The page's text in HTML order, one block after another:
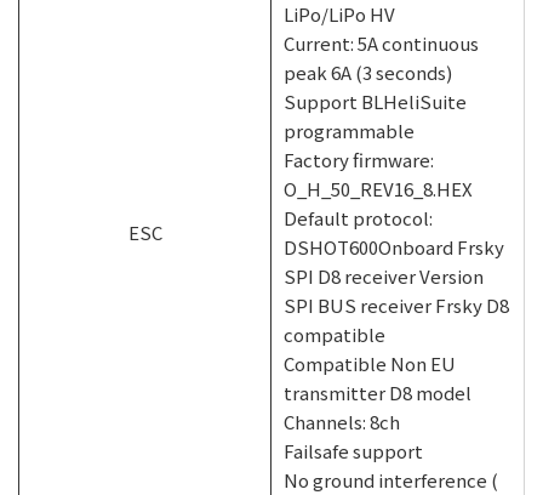
ESC
LiPo/LiPo HV
Current: 5A continuous
peak 6A (3 seconds)
Support BLHeliSuite
programmable
Factory firmware:
O_H_50_REV16_8.HEX
Default protocol:
DSHOT600Onboard Frsky
SPI D8 receiver Version
SPI BUS receiver Frsky D8
compatible
Compatible Non EU
transmitter D8 model
Channels: 8ch
Failsafe support
No ground interference (